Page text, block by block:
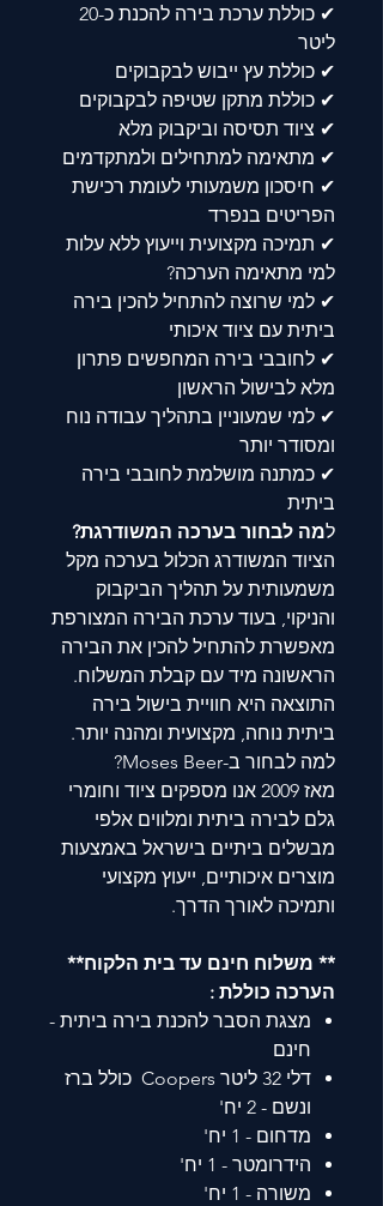
✔ כוללת ערכת בירה להכנת כ-20
ליטר
✔ כוללת עץ ייבוש לבקבוקים
✔ כוללת מתקן שטיפה לבקבוקים
✔ ציוד תסיסה וביקבוק מלא
✔ מתאימה למתחילים ולמתקדמים
✔ חיסכון משמעותי לעומת רכישת
הפריטים בנפרד
✔ תמיכה מקצועית וייעוץ ללא עלות
למי מתאימה הערכה?
✔ למי שרוצה להתחיל להכין בירה
ביתית עם ציוד איכותי
✔ לחובבי בירה המחפשים פתרון
מלא לבישול הראשון
✔ למי שמעוניין בתהליך עבודה נוח
ומסודר יותר
✔ כמתנה מושלמת לחובבי בירה
ביתית
למה לבחור בערכה המשודרגת?
הציוד המשודרג הכלול בערכה מקל
משמעותית על תהליך הביקבוק
והניקוי, בעוד ערכת הבירה המצורפת
מאפשרת להתחיל להכין את הבירה
הראשונה מיד עם קבלת המשלוח.
התוצאה היא חוויית בישול בירה
ביתית נוחה, מקצועית ומהנה יותר.
למה לבחור ב-Moses Beer?
מאז 2009 אנו מספקים ציוד וחומרי
גלם לבירה ביתית ומלווים אלפי
מבשלים ביתיים בישראל באמצעות
מוצרים איכותיים, ייעוץ מקצועי
ותמיכה לאורך הדרך.
** משלוח חינם עד בית הלקוח**
הערכה כוללת :
מצגת הסבר להכנת בירה ביתית -
חינם
דלי 32 ליטר Coopers כולל ברז
ונשם - 2 יח'
מדחום - 1 יח'
הידרומטר - 1 יח'
משורה - 1 יח'